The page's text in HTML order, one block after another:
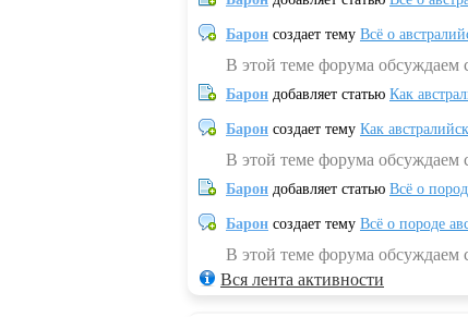
Барон создает тему Всё о
В этой теме форума обсуждаем
Барон добавляет статью Как
Барон создает тему Как
В этой теме форума обсуждаем
Барон добавляет статью Всё о
Барон создает тему Всё о породе
В этой теме форума обсуждаем
Вся лента активности